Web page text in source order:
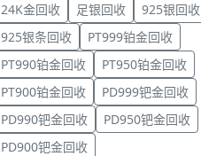
24K金回收
足银回收 925银回收
925银条回收
PT999铂金回收
PT990铂金回收
PT950铂金回收
PT900铂金回收
PD999钯金回收
PD990钯金回收
PD950钯金回收
PD900钯金回收